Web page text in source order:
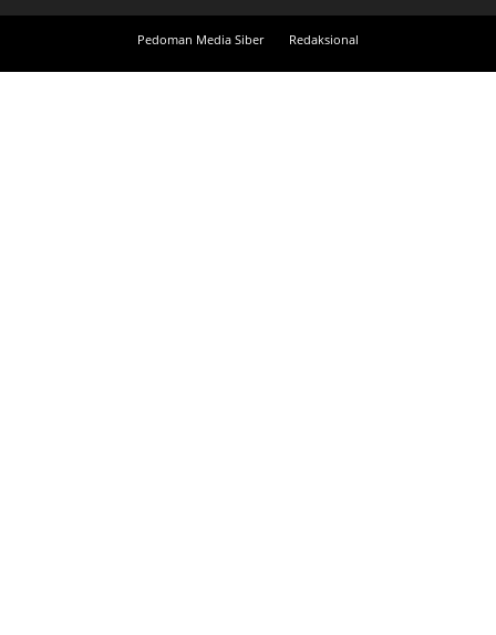
Pedoman Media Siber Redaksional